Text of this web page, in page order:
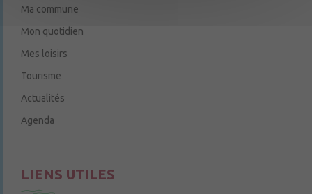
Ma commune
Mon quotidien
Mes loisirs
Tourisme
Actualités
Agenda
LIENS UTILES